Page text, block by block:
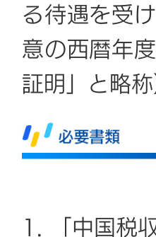
る待遇を受
意の西暦年
証明」と略
1. 「中国税